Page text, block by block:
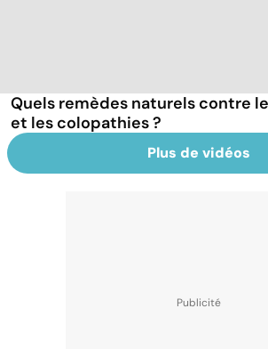
Quels remèdes naturels contre
et les colopathies ?
Plus de vidéos